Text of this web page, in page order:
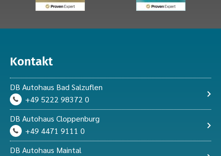
Kontakt
DB Autohaus Bad Salzuflen
+49 5222 98372 0
DB Autohaus Cloppenburg
+49 4471 9111 0
DB Autohaus Maintal